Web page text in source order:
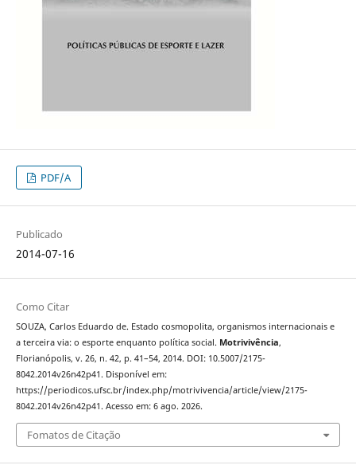
PDF/A
Publicado
2014-07-16
Como Citar
SOUZA, Carlos Eduardo de. Estado cosmopolita, organismos internacionais e
a terceira via: o esporte enquanto política social. Motrivivência,
Florianópolis, v. 26, n. 42, p. 41–54, 2014. DOI: 10.5007/2175-
8042.2014v26n42p41. Disponível em:
https://periodicos.ufsc.br/index.php/motrivivencia/article/view/2175-
8042.2014v26n42p41. Acesso em: 6 ago. 2026.
Fomatos de Citação